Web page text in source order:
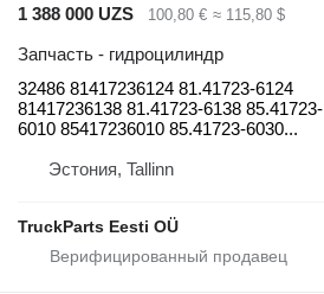
1 388 000 UZS 100,80 € ≈ 115,80 $
Запчасть - гидроцилиндр
32486 81417236124 81.41723-6124
81417236138 81.41723-6138 85.41723-
6010 85417236010 85.41723-6030...
Эстония, Tallinn
TruckParts Eesti OÜ